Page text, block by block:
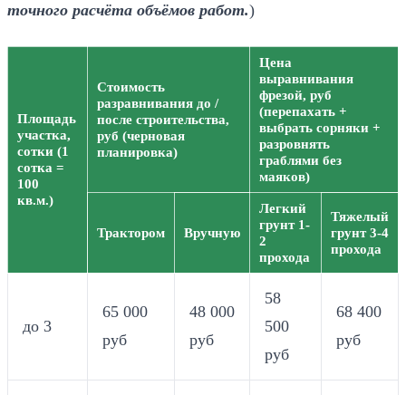
точного расчёта объёмов работ.)
Площадь
участка,
сотки (1
сотка =
100
кв.м.)
Стоимость
разравнивания до /
после строительства,
руб (черновая
планировка)
Цена
выравнивания
фрезой, руб
(перепахать +
выбрать сорняки +
разровнять
граблями без
маяков)
Трактором Вручную
Легкий
грунт 1-
2
прохода
Тяжелый
грунт 3-4
прохода
до 3
65 000
руб
48 000
руб
58
500
руб
68 400
руб